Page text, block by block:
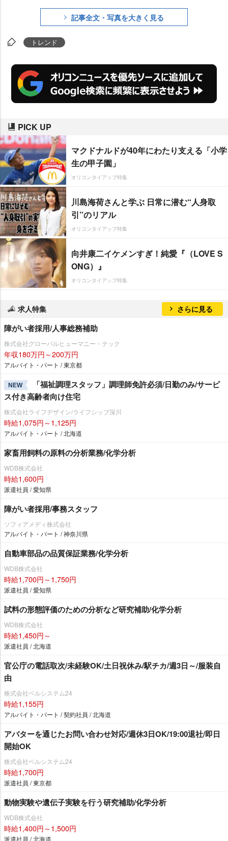
出玉バトルを行いながら最強の勝
負師を目指す。記事全文・写真を大きく見る
トレンド
PICK UP
マクドナルドが40年にわたり支える「小学
生の甲子園」
オリコンタイアップ特集
川島海荷さんと学ぶ 日常に潜む“人身取
引”のリアル
オリコンタイアップ特集
向井康二イケメンすぎ！純愛『（LOVE S
ONG）』
オリコンタイアップ特集
求人特集 さらに見る
障がい者採用/人事総務補助
株式会社グローバルヒューマニー・テック
年収180万円～200万円
アルバイト・パート / 東京都
NEW
「福祉調理スタッフ」調理師免許必須/日勤のみ/サービ
ス付き高齢者向け住宅
株式会社ライフデザイン/ライフシップ深川
時給1,075円～1,125円
アルバイト・パート / 北海道
家畜用飼料の原料の分析業務/化学分析
WDB株式会社
時給1,600円
派遣社員 / 愛知県
障がい者採用/事務スタッフ
ソフィアメディ株式会社
アルバイト・パート / 神奈川県
自動車部品の品質保証業務/化学分析
WDB株式会社
時給1,700円～1,750円
派遣社員 / 愛知県
試料の形態評価のための分析など研究補助/化学分析
WDB株式会社
時給1,450円～
派遣社員 / 北海道
官公庁の電話取次/未経験OK/土日祝休み/駅チカ/週3日～/服装自
由
株式会社ベルシステム24
時給1,155円
アルバイト・パート / 契約社員 / 北海道
アバターを通じたお問い合わせ対応/週休3日OK/19:00退社/即日
開始OK
株式会社ベルシステム24
時給1,700円
派遣社員 / 東京都
動物実験や遺伝子実験を行う研究補助/化学分析
WDB株式会社
時給1,400円～1,500円
派遣社員 / 北海道